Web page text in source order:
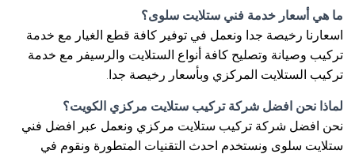
ما هي أسعار خدمة فني ستلايت سلوى؟
اسعارنا رخيصة جدا ونعمل في توفير كافة قطع الغيار مع خدمة
تركيب وصيانة وتصليح كافة أنواع الستلايت والرسيفر مع خدمة
تركيب الستلايت المركزي وبأسعار رخيصة جدا.
لماذا نحن افضل شركة تركيب ستلايت مركزي الكويت؟
نحن افضل شركة تركيب ستلايت مركزي ونعمل عبر افضل فني
ستلايت سلوى ونستخدم احدث التقنيات المتطورة ونقوم في